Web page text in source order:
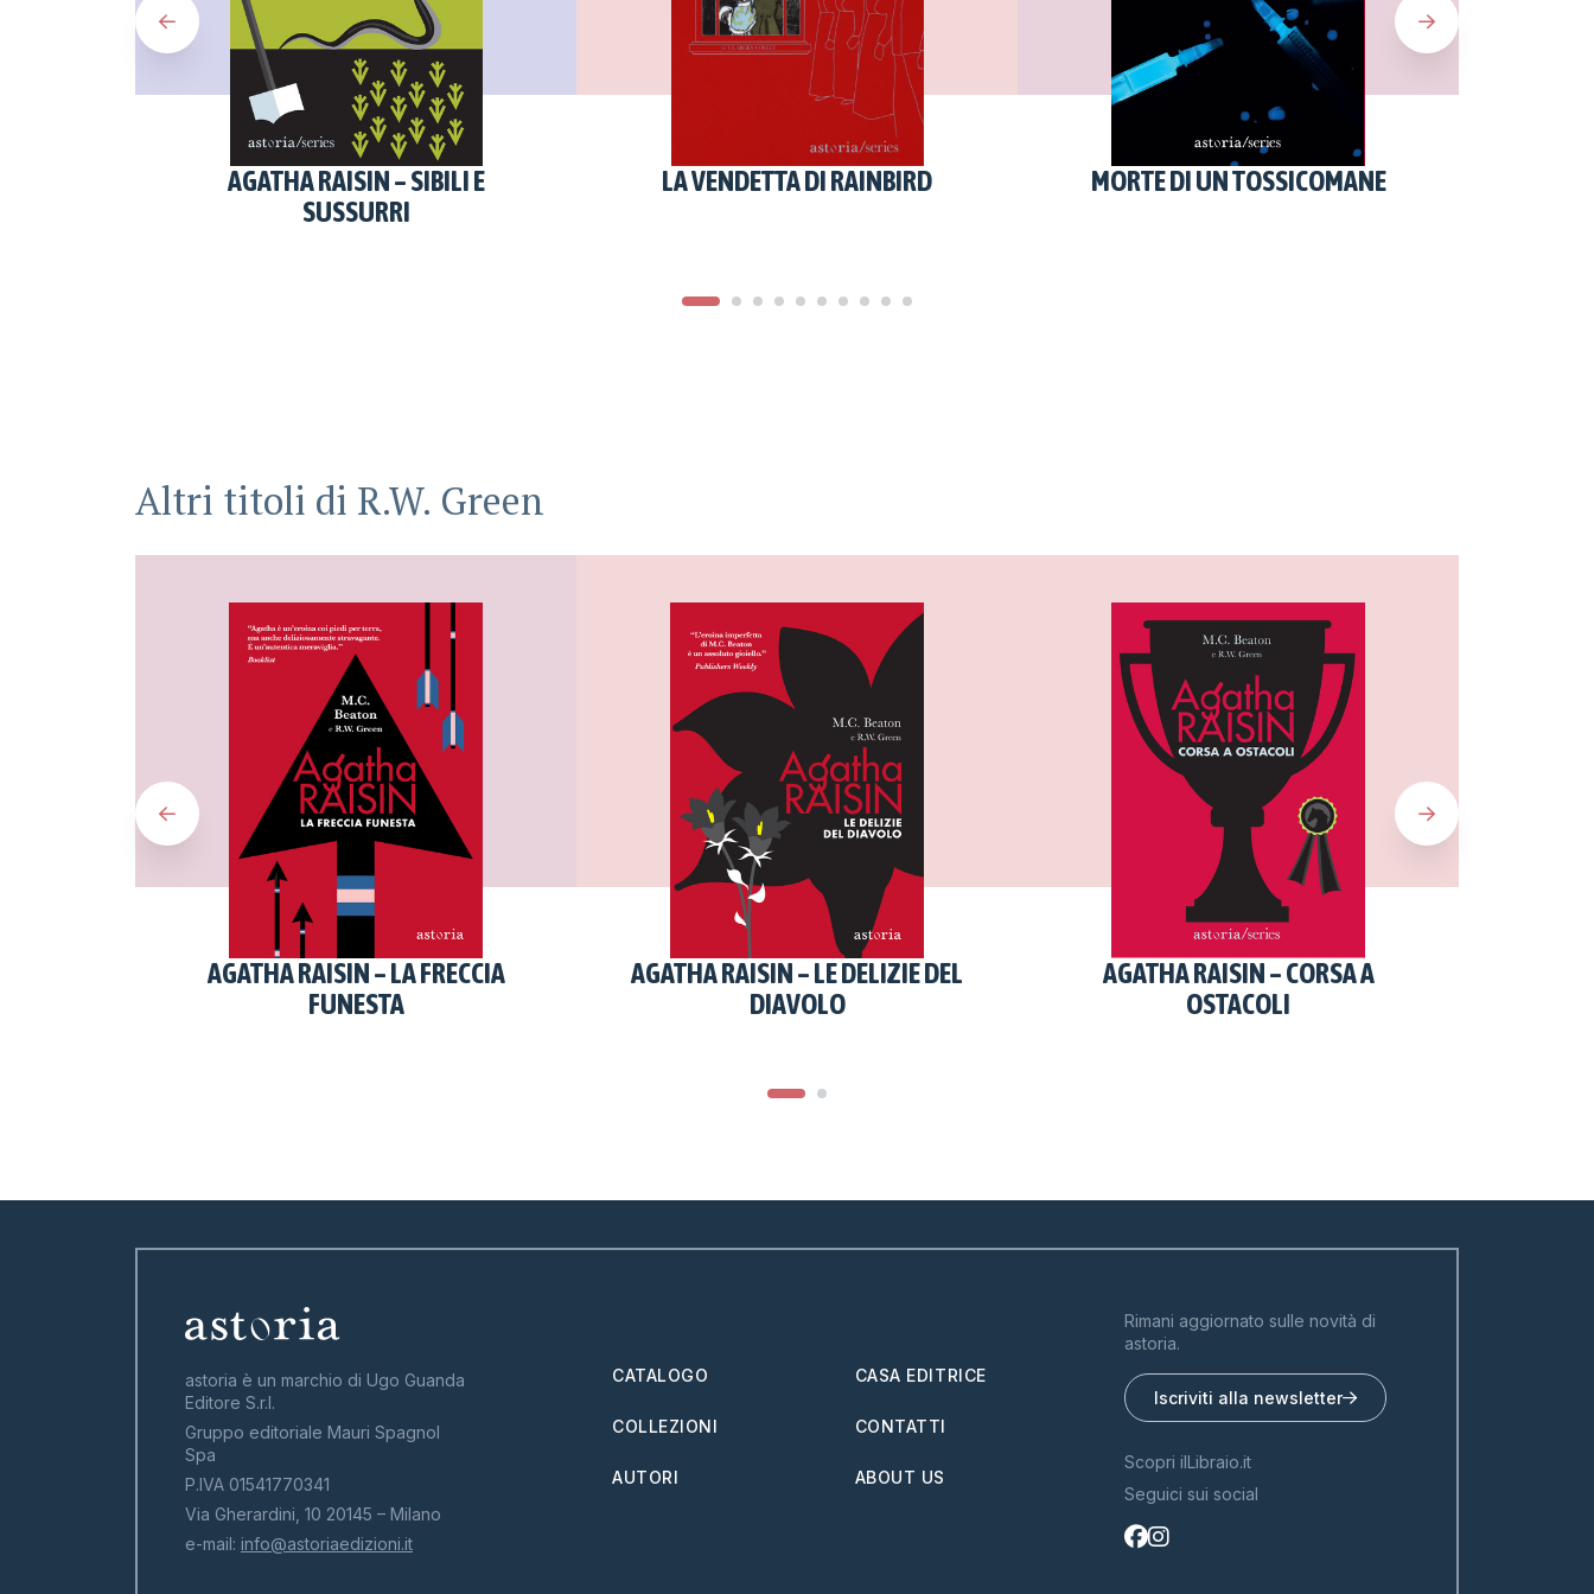
AGATHA RAISIN – SIBILI E
SUSSURRI
LA VENDETTA DI RAINBIRD MORTE DI UN TOSSICOMANE
Altri titoli di R.W. Green
AGATHA RAISIN – LA FRECCIA
FUNESTA
AGATHA RAISIN – LE DELIZIE DEL
DIAVOLO
AGATHA RAISIN – CORSA A
OSTACOLI
astoria è un marchio di Ugo Guanda
Editore S.r.l.
Gruppo editoriale Mauri Spagnol
Spa
P.IVA 01541770341
Via Gherardini, 10 20145 – Milano
e-mail: info@astoriaedizioni.it
CATALOGO
COLLEZIONI
AUTORI
CASA EDITRICE
CONTATTI
ABOUT US
Rimani aggiornato sulle novità di
astoria.
Iscriviti alla newsletter
Scopri ilLibraio.it
Seguici sui social